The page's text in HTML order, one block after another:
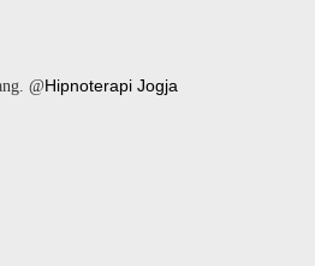
@Hipnoterapi Jogja